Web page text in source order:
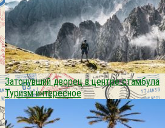
Затонувший дворец в центре стамбула
Туризм интересное